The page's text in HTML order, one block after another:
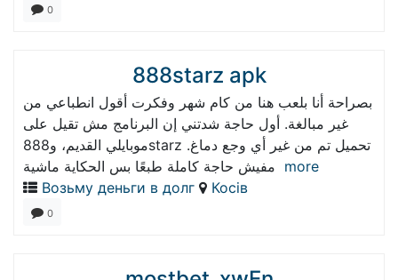
0
888starz apk
بصراحة أنا بلعب هنا من كام شهر وفكرت أقول انطباعي من
غير مبالغة. أول حاجة شدتني إن البرنامج مش تقيل على
موبايلي القديم، و888starz تحميل تم من غير أي وجع دماغ.
more
Возьму деньги в долг
Косів
0